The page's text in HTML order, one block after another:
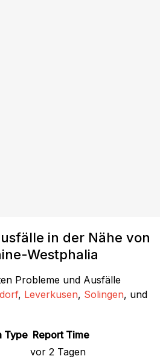
in der Nähe von
Westphalia
Probleme und Ausfälle
, Leverkusen, Solingen, und
Type Report Time
vor 2 Tagen